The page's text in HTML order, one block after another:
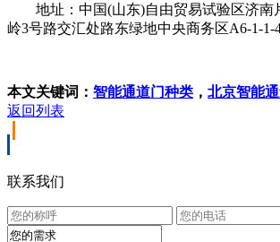
地址：中国(山东)自由贸易试验区济南
岭3号路交汇处路东绿地中央商务区A6-1-1-
本文关键词： 智能通道门种类 ， 北京智能
返回列表
联系我们